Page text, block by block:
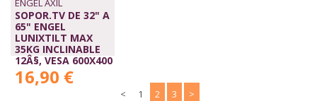
ENGEL AXIL
SOPOR.TV DE 32" A
65" ENGEL
LUNIXTILT MAX
35KG INCLINABLE
12Â§, VESA 600X400
16,90 €
< 1 2 3 >